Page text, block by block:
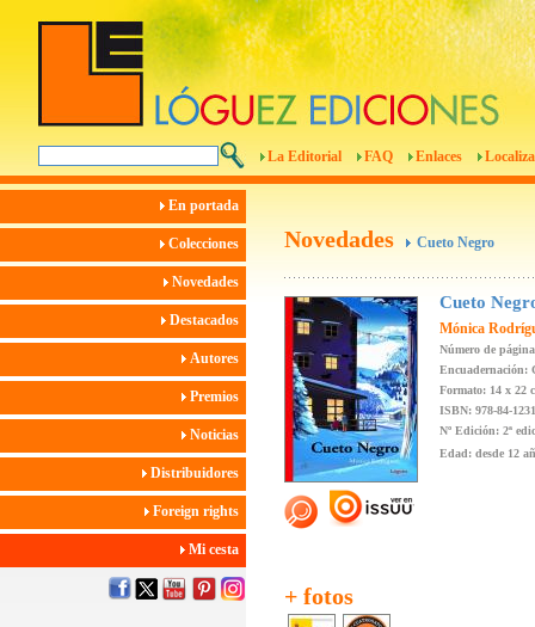
La Editorial FAQ Enlaces
En portada
Colecciones
Novedades
Destacados
Autores
Premios
Noticias
Distribuidores
Foreign rights
Mi cesta
Novedades Cueto Negro
+ fotos
Cueto
Mónica
Número de
Encuadernación:
Formato: 14 x 22
ISBN: 978-84-
Nº Edición: 2ª
Edad: desde 12